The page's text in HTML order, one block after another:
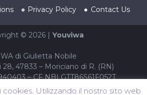
Privacy Policy Contact Us
© 2026 | Youviwa
di Giulietta Nobile
28, 47833 – Moriciano di R. (RN)
– CF NBLGTT86S61F052T
cookies. Utilizzando il nostro sito web